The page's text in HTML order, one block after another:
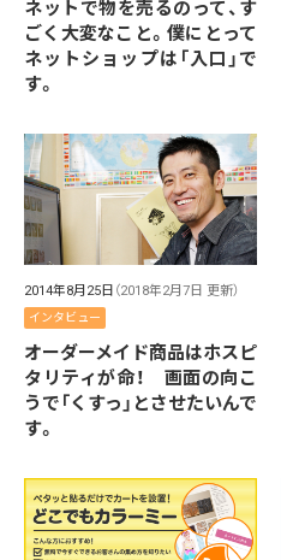
ネットで物を売るのって、す
ごく大変なこと。僕にとって
ネットショップは「入口」で
す。
2014年8月25日 （2018年2月7日 更新）
インタビュー
オーダーメイド商品はホスピ
タリティが命！ 画面の向こ
うで「くすっ」とさせたいんで
す。